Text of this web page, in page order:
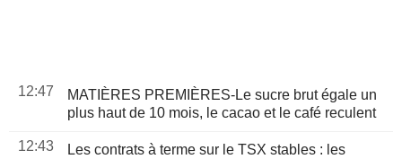
12:47
MATIÈRES PREMIÈRES-Le sucre brut égale un
plus haut de 10 mois, le cacao et le café reculent
12:43
Les contrats à terme sur le TSX stables : les